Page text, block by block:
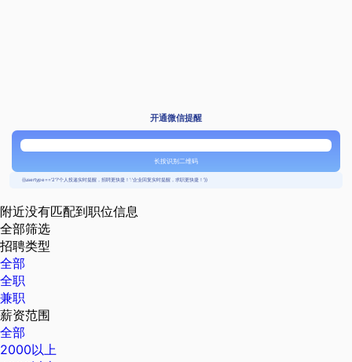
开通微信提醒
长按识别二维码
{{usertype=='2'?'个人投递实时提醒，招聘更快捷！':'企业回复实时提醒，求职更快捷！'}}
附近没有匹配到职位信息
全部筛选
招聘类型
全部
全职
兼职
薪资范围
全部
2000以上